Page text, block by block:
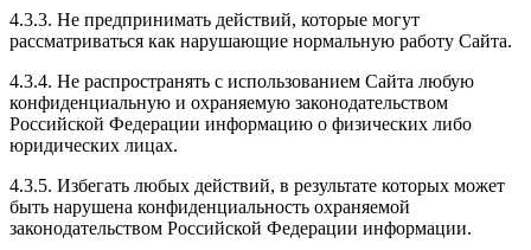
4.3.3. Не предпринимать действий, которые могут
рассматриваться как нарушающие нормальную работу Сайта.
4.3.4. Не распространять с использованием Сайта любую
конфиденциальную и охраняемую законодательством
Российской Федерации информацию о физических либо
юридических лицах.
4.3.5. Избегать любых действий, в результате которых может
быть нарушена конфиденциальность охраняемой
законодательством Российской Федерации информации.